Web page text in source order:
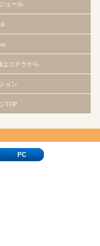
ュール
コチラから
ョン
TOP
PC